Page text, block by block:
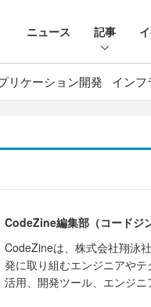
ニュース 記事
リケーション開発 インフ
CodeZine編集部（コードジ
CodeZineは、株式会社翔泳
発に取り組むエンジニアや
活用、開発ツール、エンジニ